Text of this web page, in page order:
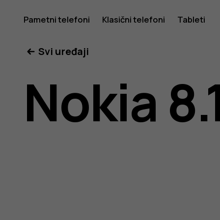
Nokia
8.1
uputstvo
Pametni telefoni Klasični telefoni Tableti
Svi uređaji
Nokia